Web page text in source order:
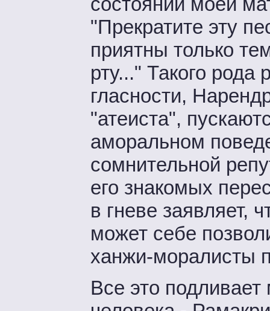
"Прекратите эту
приятны только
рту..." Такого рода
гласности,
"атеиста",
аморальном
сомнительной
его знакомых
в гневе заявляет,
может себе
ханжи-моралисты
Все это подливает